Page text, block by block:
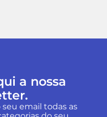
a nossa
email todas as